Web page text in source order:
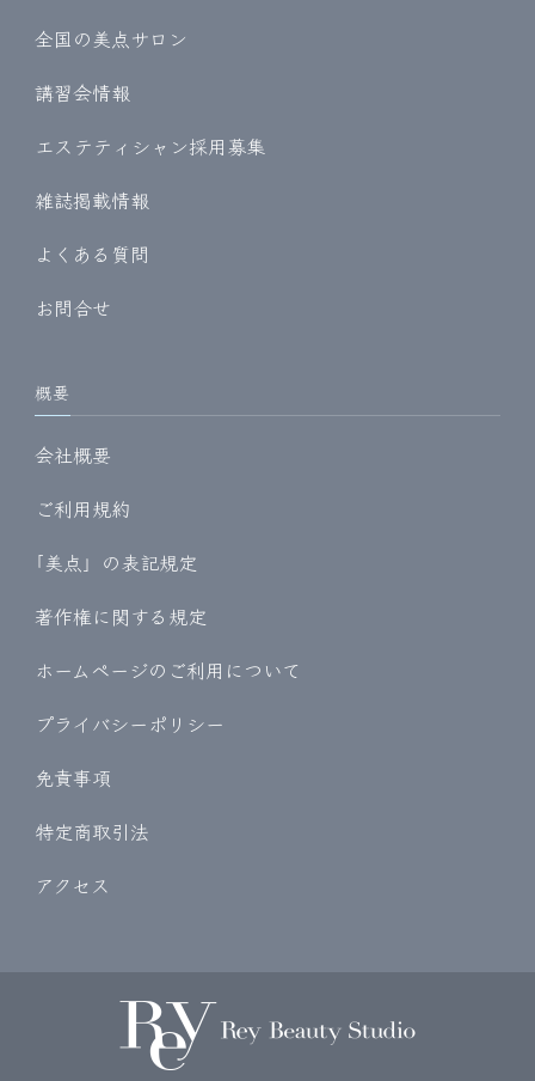
全国の美点サロン
講習会情報
エステティシャン採用募集
雑誌掲載情報
よくある質問
お問合せ
概要
会社概要
ご利用規約
｢美点」の表記規定
著作権に関する規定
ホームページのご利用について
プライバシーポリシー
免責事項
特定商取引法
アクセス